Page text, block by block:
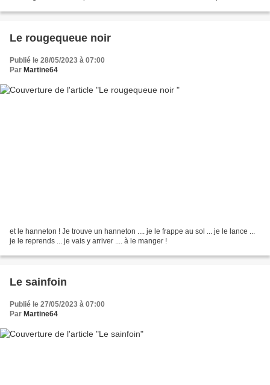
Le rougequeue noir
Publié le 28/05/2023 à 07:00
Par Martine64
et le hanneton ! Je trouve un hanneton .... je le frappe au sol ... je le lance ...
je le reprends ... je vais y arriver .... à le manger !
Le sainfoin
Publié le 27/05/2023 à 07:00
Par Martine64